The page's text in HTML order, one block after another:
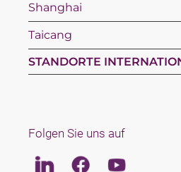
Shanghai
Taicang
STANDORTE
Folgen Sie uns auf
LinkedinFacebookYoutube